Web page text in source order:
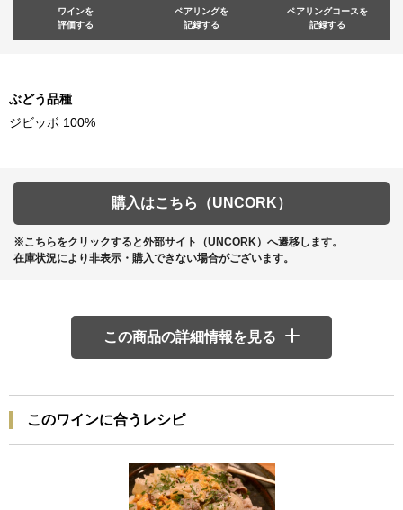
ワインを
評価する
ペアリングを
記録する
ペアリングコースを
記録する
ぶどう品種
ジビッボ 100%
購入はこちら（UNCORK）
※こちらをクリックすると外部サイト（UNCORK）へ遷移します。
在庫状況により非表示・購入できない場合がございます。
この商品の詳細情報を見る
このワインに合うレシピ